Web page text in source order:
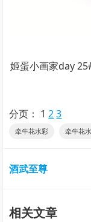
姬蛋小画家day
分页： 1 2 3
牵牛花水彩 牵牛花
酒武至尊
相关文章